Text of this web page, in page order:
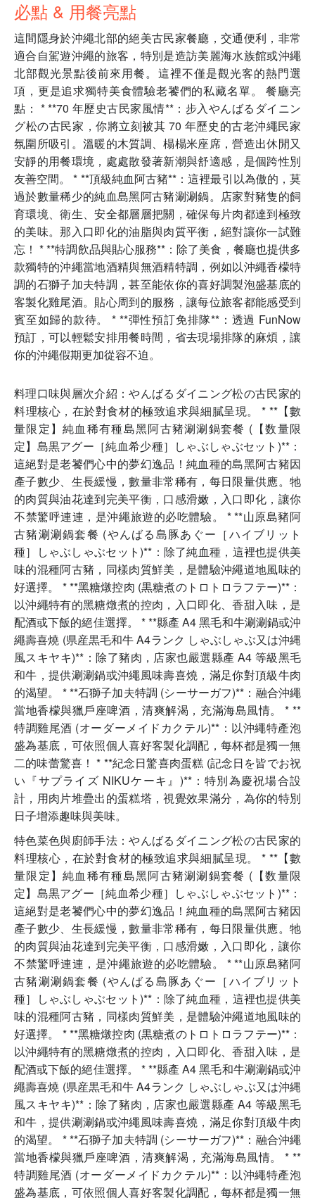
必點 & 用餐亮點
這間隱身於沖繩北部的絕美古民家餐廳，交通便利，非常
適合自駕遊沖繩的旅客，特別是造訪美麗海水族館或沖繩
北部觀光景點後前來用餐。這裡不僅是觀光客的熱門選
項，更是追求獨特美食體驗老饕們的私藏名單。 餐廳亮
點： * **70 年歷史古民家風情**：步入やんばるダイニン
グ松の古民家，你將立刻被其 70 年歷史的古老沖繩民家
氛圍所吸引。溫暖的木質調、榻榻米座席，營造出休閒又
安靜的用餐環境，處處散發著新潮與舒適感，是個跨性別
友善空間。 * **頂級純血阿古豬**：這裡最引以為傲的，莫
過於數量稀少的純血島黑阿古豬涮涮鍋。店家對豬隻的飼
育環境、衛生、安全都層層把關，確保每片肉都達到極致
的美味。那入口即化的油脂與肉質平衡，絕對讓你一試難
忘！ * **特調飲品與貼心服務**：除了美食，餐廳也提供多
款獨特的沖繩當地酒精與無酒精特調，例如以沖繩香檬特
調的石獅子加夫特調，甚至能依你的喜好調製泡盛基底的
客製化雞尾酒。貼心周到的服務，讓每位旅客都能感受到
賓至如歸的款待。 * **彈性預訂免排隊**：透過 FunNow
預訂，可以輕鬆安排用餐時間，省去現場排隊的麻煩，讓
你的沖繩假期更加從容不迫。
料理口味與層次介紹：やんばるダイニング松の古民家的
料理核心，在於對食材的極致追求與細膩呈現。 * **【數
量限定】純血稀有種島黑阿古豬涮涮鍋套餐 (【数量限
定】島黒アグー［純血希少種］しゃぶしゃぶセット)**：
這絕對是老饕們心中的夢幻逸品！純血種的島黑阿古豬因
產子數少、生長緩慢，數量非常稀有，每日限量供應。牠
的肉質與油花達到完美平衡，口感滑嫩，入口即化，讓你
不禁驚呼連連，是沖繩旅遊的必吃體驗。 * **山原島豬阿
古豬涮涮鍋套餐 (やんばる島豚あぐー［ハイブリット
種］しゃぶしゃぶセット)**：除了純血種，這裡也提供美
味的混種阿古豬，同樣肉質鮮美，是體驗沖繩道地風味的
好選擇。 * **黑糖燉控肉 (黒糖煮のトロトロラフテー)**：
以沖繩特有的黑糖燉煮的控肉，入口即化、香甜入味，是
配酒或下飯的絕佳選擇。 * **縣產 A4 黑毛和牛涮涮鍋或沖
繩壽喜燒 (県産黒毛和牛 A4ランク しゃぶしゃぶ又は沖縄
風スキヤキ)**：除了豬肉，店家也嚴選縣產 A4 等級黑毛
和牛，提供涮涮鍋或沖繩風味壽喜燒，滿足你對頂級牛肉
的渴望。 * **石獅子加夫特調 (シーサーガフ)**：融合沖繩
當地香檬與獵戶座啤酒，清爽解渴，充滿海島風情。 * **
特調雞尾酒 (オーダーメイドカクテル)**：以沖繩特產泡
盛為基底，可依照個人喜好客製化調配，每杯都是獨一無
二的味蕾驚喜！ * **紀念日驚喜肉蛋糕 (記念日を皆でお祝
い『サプライズ NIKUケーキ』)**：特別為慶祝場合設
計，用肉片堆疊出的蛋糕塔，視覺效果滿分，為你的特別
日子增添趣味與美味。
特色菜色與廚師手法：やんばるダイニング松の古民家的
料理核心，在於對食材的極致追求與細膩呈現。 * **【數
量限定】純血稀有種島黑阿古豬涮涮鍋套餐 (【数量限
定】島黒アグー［純血希少種］しゃぶしゃぶセット)**：
這絕對是老饕們心中的夢幻逸品！純血種的島黑阿古豬因
產子數少、生長緩慢，數量非常稀有，每日限量供應。牠
的肉質與油花達到完美平衡，口感滑嫩，入口即化，讓你
不禁驚呼連連，是沖繩旅遊的必吃體驗。 * **山原島豬阿
古豬涮涮鍋套餐 (やんばる島豚あぐー［ハイブリット
種］しゃぶしゃぶセット)**：除了純血種，這裡也提供美
味的混種阿古豬，同樣肉質鮮美，是體驗沖繩道地風味的
好選擇。 * **黑糖燉控肉 (黒糖煮のトロトロラフテー)**：
以沖繩特有的黑糖燉煮的控肉，入口即化、香甜入味，是
配酒或下飯的絕佳選擇。 * **縣產 A4 黑毛和牛涮涮鍋或沖
繩壽喜燒 (県産黒毛和牛 A4ランク しゃぶしゃぶ又は沖縄
風スキヤキ)**：除了豬肉，店家也嚴選縣產 A4 等級黑毛
和牛，提供涮涮鍋或沖繩風味壽喜燒，滿足你對頂級牛肉
的渴望。 * **石獅子加夫特調 (シーサーガフ)**：融合沖繩
當地香檬與獵戶座啤酒，清爽解渴，充滿海島風情。 * **
特調雞尾酒 (オーダーメイドカクテル)**：以沖繩特產泡
盛為基底，可依照個人喜好客製化調配，每杯都是獨一無